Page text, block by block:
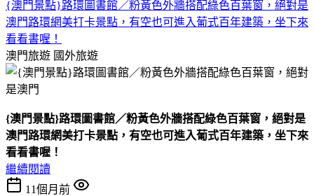
{澳門景點}路環圖書館／粉黃色外牆搭配綠色百葉窗，絕對是
澳門路環網美打卡景點，有空也可進入葡式百年建築，坐下來
看看書喔！
澳門旅遊 國外旅遊
{澳門景點}路環圖書館／粉黃色外牆搭配綠色百葉窗，絕對是
澳門路環網美打卡景點，有空也可進入葡式百年建築，坐下來
看看書喔！
繼續閱讀
11個月前